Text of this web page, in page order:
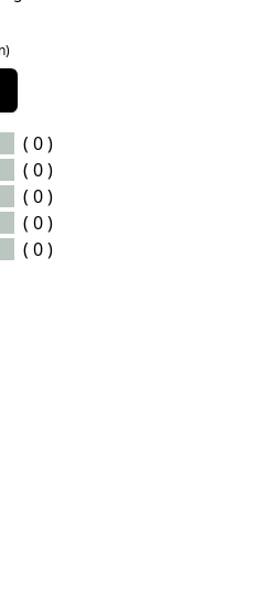
( 0 )
( 0 )
( 0 )
( 0 )
( 0 )